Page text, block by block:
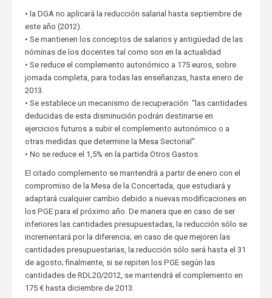
• la DGA no aplicará la reducción salarial hasta septiembre de
este año (2012).
• Se mantienen los conceptos de salarios y antigüedad de las
nóminas de los docentes tal como son en la actualidad
• Se reduce el complemento autonómico a 175 euros, sobre
jornada completa, para todas las enseñanzas, hasta enero de
2013.
• Se establece un mecanismo de recuperación: “las cantidades
deducidas de esta disminución podrán destinarse en
ejercicios futuros a subir el complemento autonómico o a
otras medidas que determine la Mesa Sectorial”.
• No se reduce el 1,5% en la partida Otros Gastos.
El citado complemento se mantendrá a partir de enero con el
compromiso de la Mesa de la Concertada, que estudiará y
adaptará cualquier cambio debido a nuevas modificaciones en
los PGE para el próximo año. De manera que en caso de ser
inferiores las cantidades presupuestadas, la reducción sólo se
incrementará por la diferencia; en caso de que mejoren las
cantidades presupuestarias, la reducción sólo será hasta el 31
de agosto; finalmente, si se repiten los PGE según las
cantidades de RDL20/2012, se mantendrá el complemento en
175 € hasta diciembre de 2013.